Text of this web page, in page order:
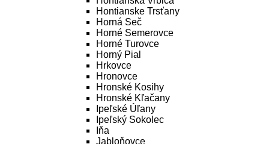
Hontianske Trsťany
Horná Seč
Horné Semerovce
Horné Turovce
Horný Pial
Hrkovce
Hronovce
Hronské Kosihy
Hronské Kľačany
Ipeľské Úľany
Ipeľský Sokolec
Iňa
Jabloňovce